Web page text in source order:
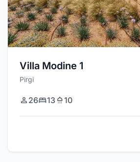
Villa Modine 1
Pirgi
26 13 10